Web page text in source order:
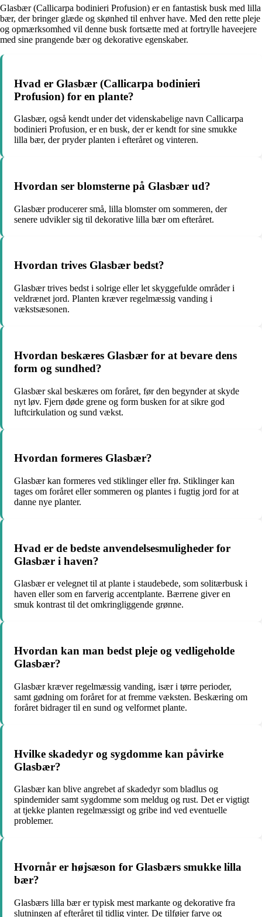
Glasbær (Callicarpa bodinieri Profusion) er en fantastisk busk med lilla
bær, der bringer glæde og skønhed til enhver have. Med den rette pleje
og opmærksomhed vil denne busk fortsætte med at fortrylle haveejere
med sine prangende bær og dekorative egenskaber.
Hvad er Glasbær (Callicarpa bodinieri
Profusion) for en plante?
Glasbær, også kendt under det videnskabelige navn Callicarpa
bodinieri Profusion, er en busk, der er kendt for sine smukke
lilla bær, der pryder planten i efteråret og vinteren.
Hvordan ser blomsterne på Glasbær ud?
Glasbær producerer små, lilla blomster om sommeren, der
senere udvikler sig til dekorative lilla bær om efteråret.
Hvordan trives Glasbær bedst?
Glasbær trives bedst i solrige eller let skyggefulde områder i
veldrænet jord. Planten kræver regelmæssig vanding i
vækstsæsonen.
Hvordan beskæres Glasbær for at bevare dens
form og sundhed?
Glasbær skal beskæres om foråret, før den begynder at skyde
nyt løv. Fjern døde grene og form busken for at sikre god
luftcirkulation og sund vækst.
Hvordan formeres Glasbær?
Glasbær kan formeres ved stiklinger eller frø. Stiklinger kan
tages om foråret eller sommeren og plantes i fugtig jord for at
danne nye planter.
Hvad er de bedste anvendelsesmuligheder for
Glasbær i haven?
Glasbær er velegnet til at plante i staudebede, som solitærbusk i
haven eller som en farverig accentplante. Bærrene giver en
smuk kontrast til det omkringliggende grønne.
Hvordan kan man bedst pleje og vedligeholde
Glasbær?
Glasbær kræver regelmæssig vanding, især i tørre perioder,
samt gødning om foråret for at fremme væksten. Beskæring om
foråret bidrager til en sund og velformet plante.
Hvilke skadedyr og sygdomme kan påvirke
Glasbær?
Glasbær kan blive angrebet af skadedyr som bladlus og
spindemider samt sygdomme som meldug og rust. Det er vigtigt
at tjekke planten regelmæssigt og gribe ind ved eventuelle
problemer.
Hvornår er højsæson for Glasbærs smukke lilla
bær?
Glasbærs lilla bær er typisk mest markante og dekorative fra
slutningen af efteråret til tidlig vinter. De tilføjer farve og